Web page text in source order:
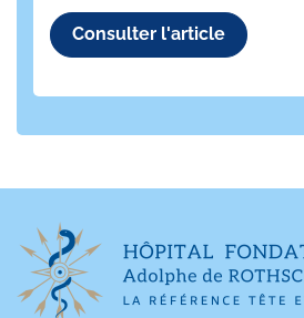
Praticien titulaire, anesthésiste
Dr Pablo Devidas
Médecin assistant
Consulter l'article